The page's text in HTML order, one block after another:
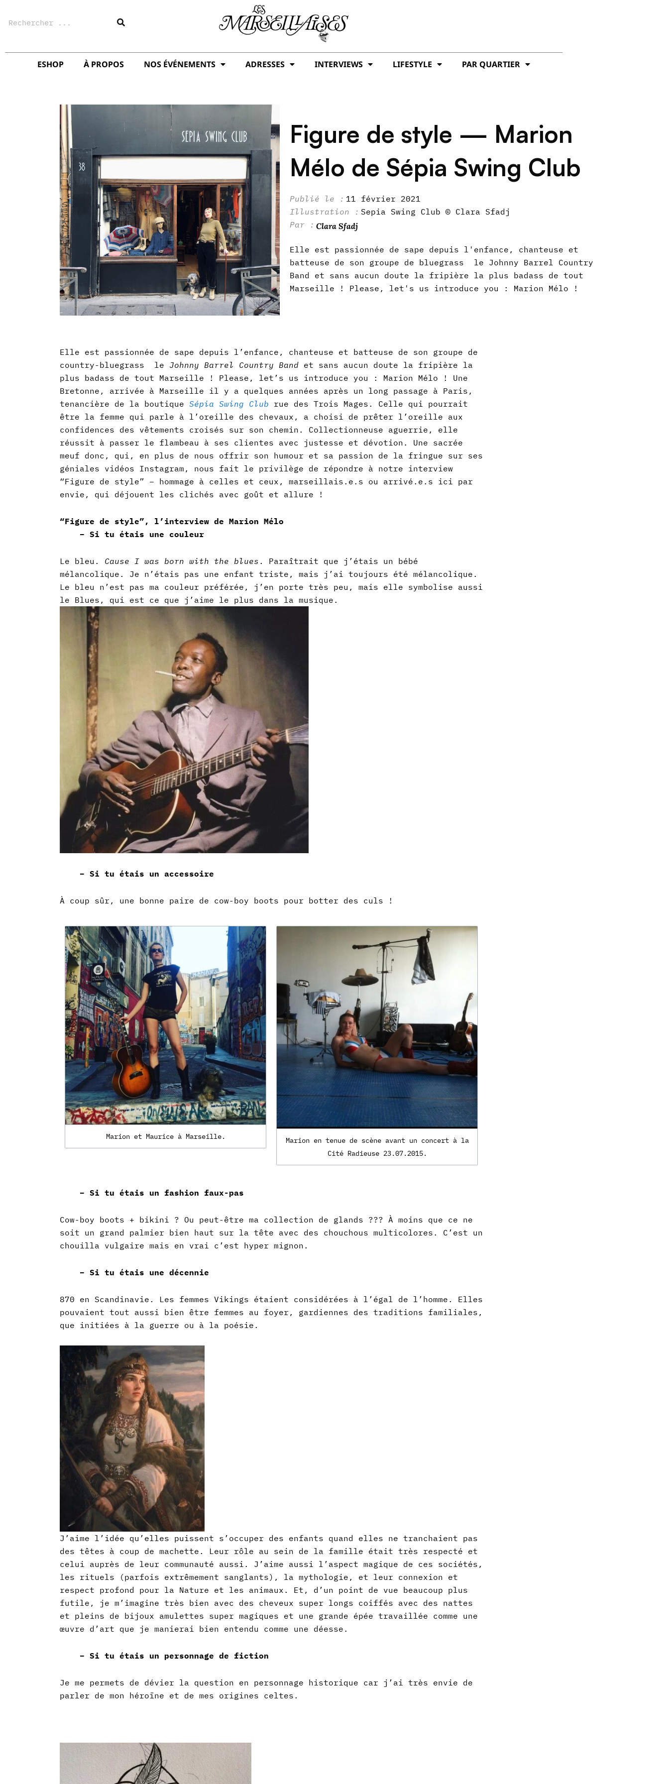
ESHOP À PROPOS NOS ÉVÉNEMENTS ADRESSES INTERVIEWS LIFESTYLE PAR QUARTIER
Figure de style — Marion
Mélo de Sépia Swing Club
11 février 2021
Sepia Swing Club © Clara Sfadj
Clara Sfadj
Elle est passionnée de sape depuis l'enfance, chanteuse et
batteuse de son groupe de bluegrass le Johnny Barrel Country
Band et sans aucun doute la fripière la plus badass de tout
Marseille ! Please, let's us introduce you : Marion Mélo !
Elle est passionnée de sape depuis l’enfance, chanteuse et batteuse de son groupe de
country-bluegrass le Johnny Barrel Country Band et sans aucun doute la fripière la
plus badass de tout Marseille ! Please, let’s us introduce you : Marion Mélo ! Une
Bretonne, arrivée à Marseille il y a quelques années après un long passage à Paris,
tenancière de la boutique Sépia Swing Club rue des Trois Mages. Celle qui pourrait
être la femme qui parle à l’oreille des chevaux, a choisi de prêter l’oreille aux
confidences des vêtements croisés sur son chemin. Collectionneuse aguerrie, elle
réussit à passer le flambeau à ses clientes avec justesse et dévotion. Une sacrée
meuf donc, qui, en plus de nous offrir son humour et sa passion de la fringue sur ses
géniales vidéos Instagram, nous fait le privilège de répondre à notre interview
“Figure de style” – hommage à celles et ceux, marseillais.e.s ou arrivé.e.s ici par
envie, qui déjouent les clichés avec goût et allure !
“Figure de style”, l’interview de Marion Mélo
– Si tu étais une couleur
Le bleu. Cause I was born with the blues . Paraîtrait que j’étais un bébé
mélancolique. Je n’étais pas une enfant triste, mais j’ai toujours été mélancolique.
Le bleu n’est pas ma couleur préférée, j’en porte très peu, mais elle symbolise aussi
le Blues, qui est ce que j’aime le plus dans la musique.
– Si tu étais un accessoire
À coup sûr, une bonne paire de cow-boy boots pour botter des culs !
Marion et Maurice à Marseille.
Marion en tenue de scène avant un concert à la
Cité Radieuse 23.07.2015.
– Si tu étais un fashion faux-pas
Cow-boy boots + bikini ? Ou peut-être ma collection de glands ??? À moins que ce ne
soit un grand palmier bien haut sur la tête avec des chouchous multicolores. C’est un
chouilla vulgaire mais en vrai c’est hyper mignon.
– Si tu étais une décennie
870 en Scandinavie. Les femmes Vikings étaient considérées à l’égal de l’homme. Elles
pouvaient tout aussi bien être femmes au foyer, gardiennes des traditions familiales,
que initiées à la guerre ou à la poésie.
J’aime l’idée qu’elles puissent s’occuper des enfants quand elles ne tranchaient pas
des têtes à coup de machette. Leur rôle au sein de la famille était très respecté et
celui auprès de leur communauté aussi. J’aime aussi l’aspect magique de ces sociétés,
les rituels (parfois extrêmement sanglants), la mythologie, et leur connexion et
respect profond pour la Nature et les animaux. Et, d’un point de vue beaucoup plus
futile, je m’imagine très bien avec des cheveux super longs coiffés avec des nattes
et pleins de bijoux amulettes super magiques et une grande épée travaillée comme une
œuvre d’art que je manierai bien entendu comme une déesse.
– Si tu étais un personnage de fiction
Je me permets de dévier la question en personnage historique car j’ai très envie de
parler de mon héroïne et de mes origines celtes.